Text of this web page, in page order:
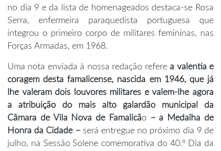
no dia 9 e da lista de homenageados destaca-se Rosa
Serra, enfermeira paraquedista portuguesa que
integrou o primeiro corpo de militares femininas, nas
Forças Armadas, em 1968.
Uma nota enviada à nossa redação referea valentia e
coragem desta famalicense, nascida em 1946, que já
lhe valeram dois louvores militares e valem-lhe agora
a atribuição do mais alto galardão municipal da
Câmara de Vila Nova de Famalicão – a Medalha de
Honra da Cidade –será entregue no próximo dia 9 de
julho, na Sessão Solene comemorativa do 40.º Dia da